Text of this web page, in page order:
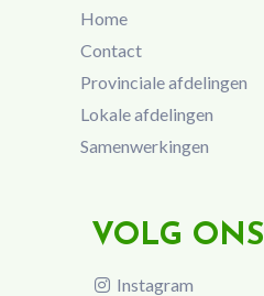
Home
Contact
Provinciale afdelingen
Lokale afdelingen
Samenwerkingen
VOLG ONS
Instagram